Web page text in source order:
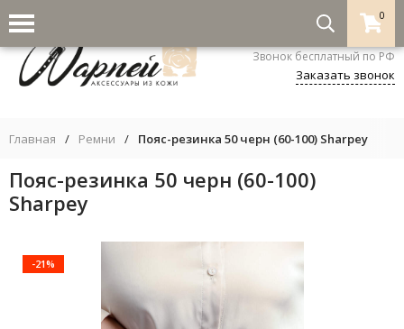
0
8-800-333-5530
Звонок бесплатный по РФ
Заказать звонок
Главная / Ремни / Пояс-резинка 50 черн (60-100) Sharpey
Пояс-резинка 50 черн (60-100)
Sharpey
-21%